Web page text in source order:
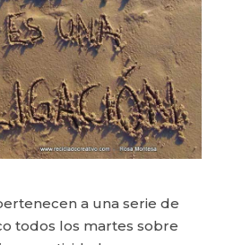
a una serie de
todos los martes sobre